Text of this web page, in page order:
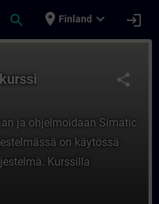
search place Finland expand_more login
share
ja ohjelmoidaan Simatic
on käytössä
Kurssilla